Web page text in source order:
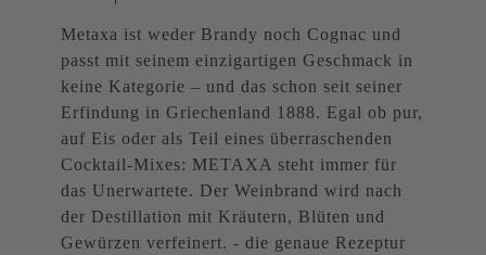
Metaxa ist weder Brandy noch Cognac und
passt mit seinem einzigartigen Geschmack in
keine Kategorie – und das schon seit seiner
Erfindung in Griechenland 1888. Egal ob pur,
auf Eis oder als Teil eines überraschenden
Cocktail-Mixes: METAXA steht immer für
das Unerwartete. Der Weinbrand wird nach
der Destillation mit Kräutern, Blüten und
Gewürzen verfeinert. - die genaue Rezeptur